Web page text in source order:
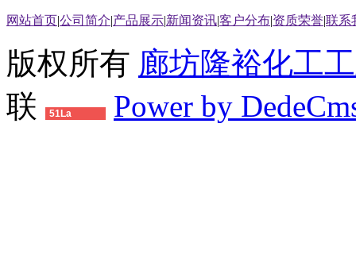
网站首页|公司简介|产品展示|新闻资讯|客户分布|资质荣誉|联系
版权所有 廊坊隆裕化工
联
51La Power by